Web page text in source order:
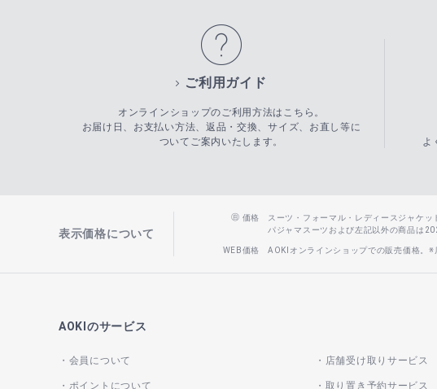
ご利用ガイド
オンラインショップのご利用方法はこちら。
お届け日、お支払い方法、返品・交換、サイズ、お直し等に
ついてご案内いたします。
よ
表示価格について
価格
スーツ・フォーマル・レディースジャ
パジャマスーツおよび左記以外の商品は
WEB価格 AOKIオンラインショップでの販売価格。※
AOKIのサービス
会員について
ポイントについて
店舗受け取りサービス
取り置き予約サービス